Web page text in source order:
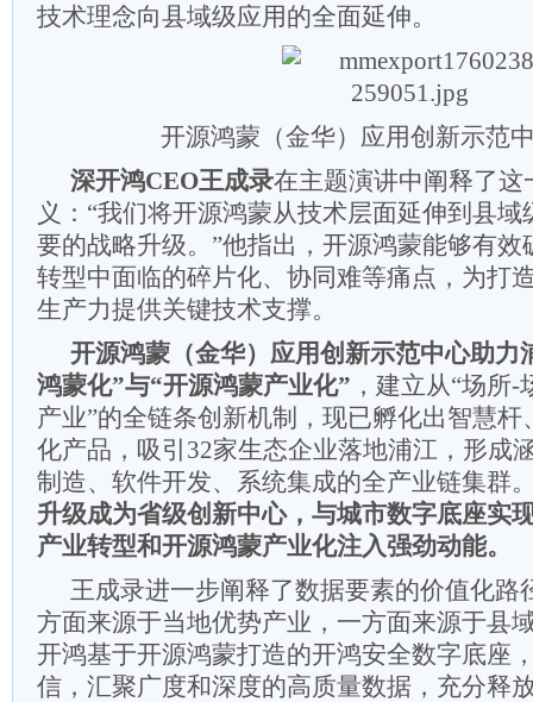
技术理念向县域级应用的全面延伸。
开源鸿蒙（金华）应用创新示范
深开鸿CEO王成录在主题演讲中阐释了这
义：“我们将开源鸿蒙从技术层面延伸到县
要的战略升级。”他指出，开源鸿蒙能够有
转型中面临的碎片化、协同难等痛点，为打
生产力提供关键技术支撑。
开源鸿蒙（金华）应用创新示范中心助力
鸿蒙化”与“开源鸿蒙产业化” ，建立从“场所
产业”的全链条创新机制，现已孵化出智慧杆
化产品，吸引32家生态企业落地浦江，形成
制造、软件开发、系统集成的全产业链集群
升级成为省级创新中心，与城市数字底座实
产业转型和开源鸿蒙产业化注入强劲动能。
王成录进一步阐释了数据要素的价值化路
方面来源于当地优势产业，一方面来源于县
开鸿基于开源鸿蒙打造的开鸿安全数字底座
信，汇聚广度和深度的高质量数据，充分释